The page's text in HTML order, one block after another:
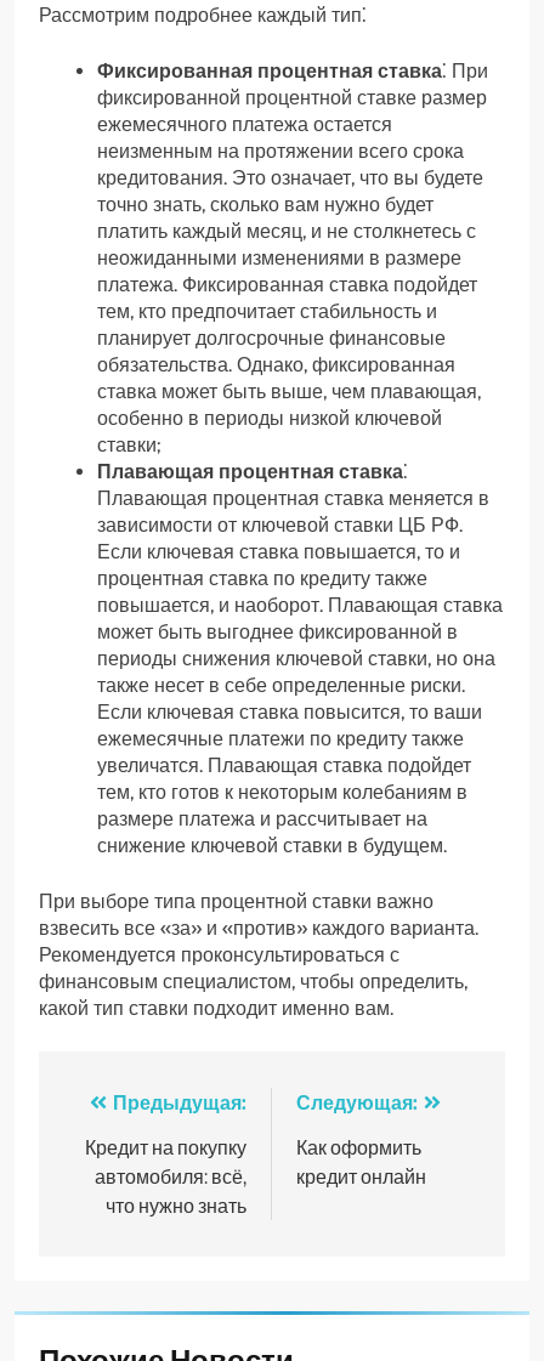
Рассмотрим подробнее каждый тип⁚
Фиксированная процентная ставка⁚ При
фиксированной процентной ставке размер
ежемесячного платежа остается
неизменным на протяжении всего срока
кредитования. Это означает, что вы будете
точно знать, сколько вам нужно будет
платить каждый месяц, и не столкнетесь с
неожиданными изменениями в размере
платежа. Фиксированная ставка подойдет
тем, кто предпочитает стабильность и
планирует долгосрочные финансовые
обязательства. Однако, фиксированная
ставка может быть выше, чем плавающая,
особенно в периоды низкой ключевой
ставки;
Плавающая процентная ставка⁚
Плавающая процентная ставка меняется в
зависимости от ключевой ставки ЦБ РФ.
Если ключевая ставка повышается, то и
процентная ставка по кредиту также
повышается, и наоборот. Плавающая ставка
может быть выгоднее фиксированной в
периоды снижения ключевой ставки, но она
также несет в себе определенные риски.
Если ключевая ставка повысится, то ваши
ежемесячные платежи по кредиту также
увеличатся. Плавающая ставка подойдет
тем, кто готов к некоторым колебаниям в
размере платежа и рассчитывает на
снижение ключевой ставки в будущем.
При выборе типа процентной ставки важно
взвесить все «за» и «против» каждого варианта.
Рекомендуется проконсультироваться с
финансовым специалистом, чтобы определить,
какой тип ставки подходит именно вам.
Навигация
по
записям
Предыдущая:
Кредит на покупку
автомобиля: всё,
что нужно знать
Следующая:
Как оформить
кредит онлайн